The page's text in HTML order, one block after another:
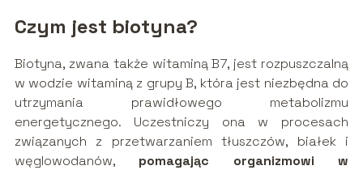
Czym jest biotyna?
Biotyna, zwana także witaminą B7, jest rozpuszczalną
w wodzie witaminą z grupy B, która jest niezbędna do
utrzymania prawidłowego metabolizmu
energetycznego. Uczestniczy ona w procesach
związanych z przetwarzaniem tłuszczów, białek i
węglowodanów, pomagając organizmowi w